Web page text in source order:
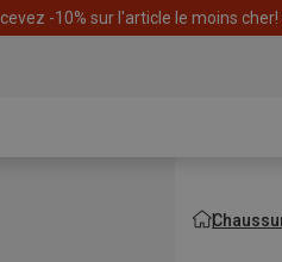
-10% sur l'article le moins cher!